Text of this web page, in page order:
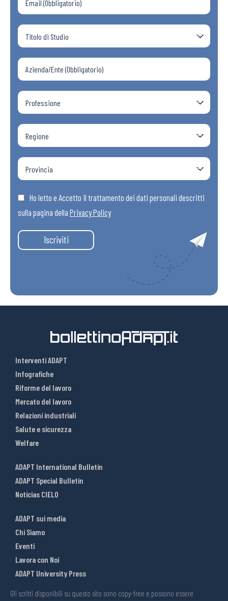
Ho letto e Accetto il trattamento dei dati personali descritti
sulla pagina della Privacy Policy
Iscriviti
Interventi ADAPT
Infografiche
Riforme del lavoro
Mercato del lavoro
Relazioni industriali
Salute e sicurezza
Welfare
ADAPT International Bulletin
ADAPT Special Bulletin
Noticias CIELO
ADAPT sui media
Chi Siamo
Eventi
Lavora con Noi
ADAPT University Press
Gli scritti disponibili su questo sito sono copy-free e possono essere